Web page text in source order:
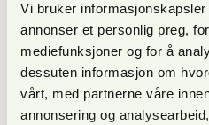
Vi bruker
annonser et personlig preg,
mediefunksjoner og for å
dessuten informasjon om
vårt, med partnerne våre
annonsering og
Styreleder Erik Toverud
på CEPFs